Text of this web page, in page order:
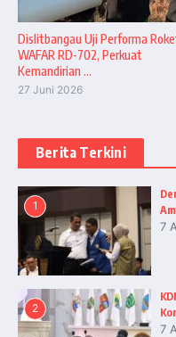
Dislitbangau Uji Performa
WAFAR RD-702, Perkuat
Kemandirian ...
27 Juni 2026
Berita Terkini
1
7
2
7